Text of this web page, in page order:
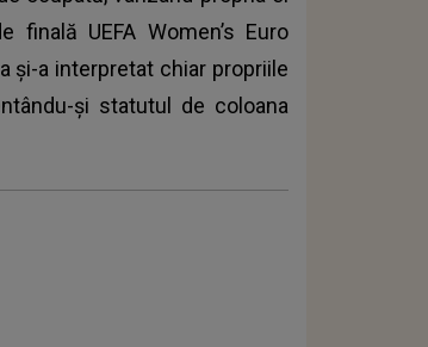
UEFA Women’s Euro
și-a interpretat chiar propriile
și statutul de coloana